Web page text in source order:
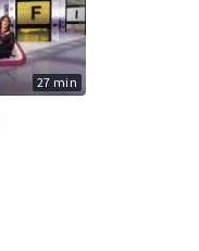
27 min